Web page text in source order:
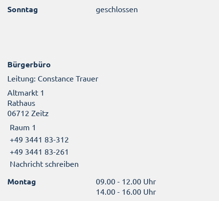
Sonntag geschlossen
Bürgerbüro
Leitung: Constance Trauer
Altmarkt 1
Rathaus
06712 Zeitz
Raum 1
+49 3441 83-312
+49 3441 83-261
Nachricht schreiben
Montag
09.00 - 12.00 Uhr
14.00 - 16.00 Uhr